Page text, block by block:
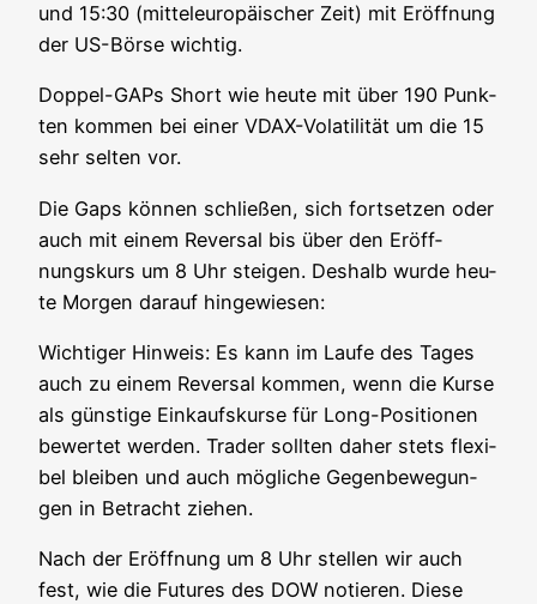
und 15:30 (mit­tel­eu­ro­päi­scher Zeit) mit Eröff­nung
der US-Bör­se wichtig.
Dop­pel-GAPs Short wie heu­te mit über 190 Punk­
ten kom­men bei einer VDAX-Vola­ti­li­tät um die 15
sehr sel­ten vor.
Die Gaps kön­nen schlie­ßen, sich fort­set­zen oder
auch mit einem Rever­sal bis über den Eröff­
nungs­kurs um 8 Uhr stei­gen. Des­halb wur­de heu­
te Mor­gen dar­auf hingewiesen:
Wich­ti­ger Hin­weis: Es kann im Lau­fe des Tages
auch zu einem Rever­sal kom­men, wenn die Kur­se
als güns­ti­ge Ein­kaufs­kur­se für Long-Posi­tio­nen
bewer­tet wer­den. Trader soll­ten daher stets fle­xi­
bel blei­ben und auch mög­li­che Gegen­be­we­gun­
gen in Betracht ziehen.
Nach der Eröff­nung um 8 Uhr stel­len wir auch
fest, wie die Futures des DOW notie­ren. Die­se